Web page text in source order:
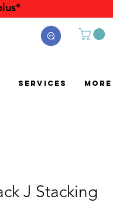
Services More
J Stacking